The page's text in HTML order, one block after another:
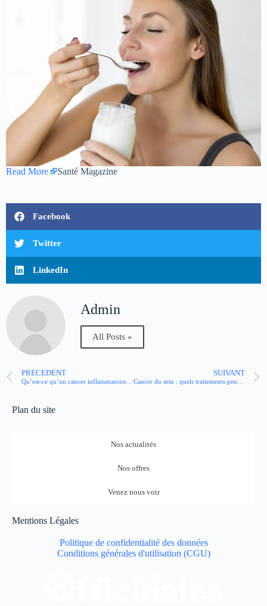
Read More Santé Magazine
Facebook
Twitter
LinkedIn
Admin
All Posts »
PRÉCÉDENT SUIVANT
Plan du site
Nos actualités
Nos offres
Venez nous voir
Mentions Légales
Politique de confidentialité des données
Conditions générales d'utilisation (CGU)